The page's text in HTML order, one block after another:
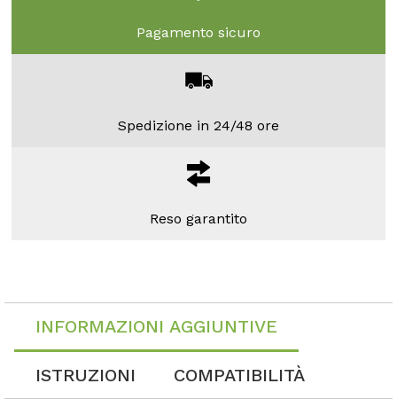
Pagamento sicuro
Spedizione in 24/48 ore
Reso garantito
INFORMAZIONI AGGIUNTIVE
ISTRUZIONI COMPATIBILITÀ